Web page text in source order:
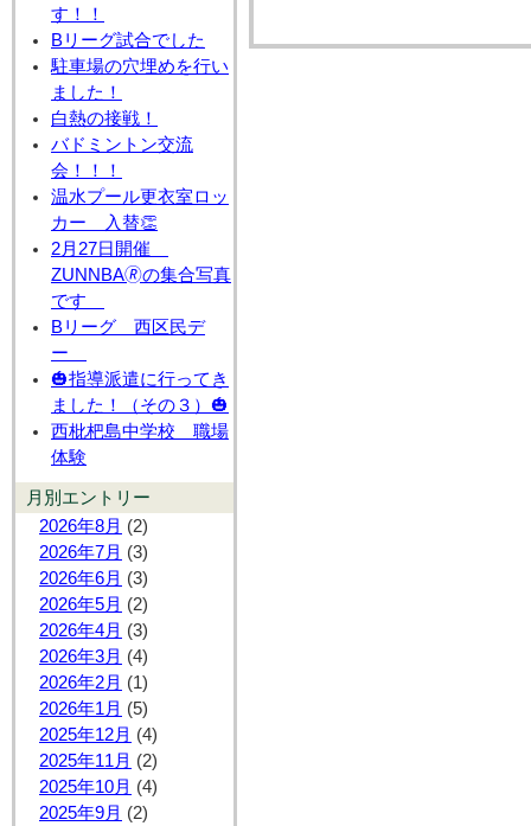
す！！
Bリーグ試合でした
駐車場の穴埋めを行い
ました！
白熱の接戦！
バドミントン交流
会！！！
温水プール更衣室ロッ
カー 入替👏
2月27日開催
ZUNNBA🄬の集合写真
です
Bリーグ 西区民デ
ー
🎃指導派遣に行ってき
ました！（その３）🎃
西枇杷島中学校 職場
体験
月別エントリー
2026年8月 (2)
2026年7月 (3)
2026年6月 (3)
2026年5月 (2)
2026年4月 (3)
2026年3月 (4)
2026年2月 (1)
2026年1月 (5)
2025年12月 (4)
2025年11月 (2)
2025年10月 (4)
2025年9月 (2)